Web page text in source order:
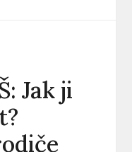
Jak ji